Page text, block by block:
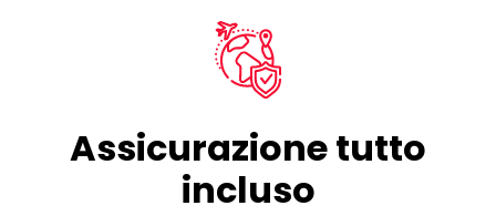
Assicurazione tutto
incluso